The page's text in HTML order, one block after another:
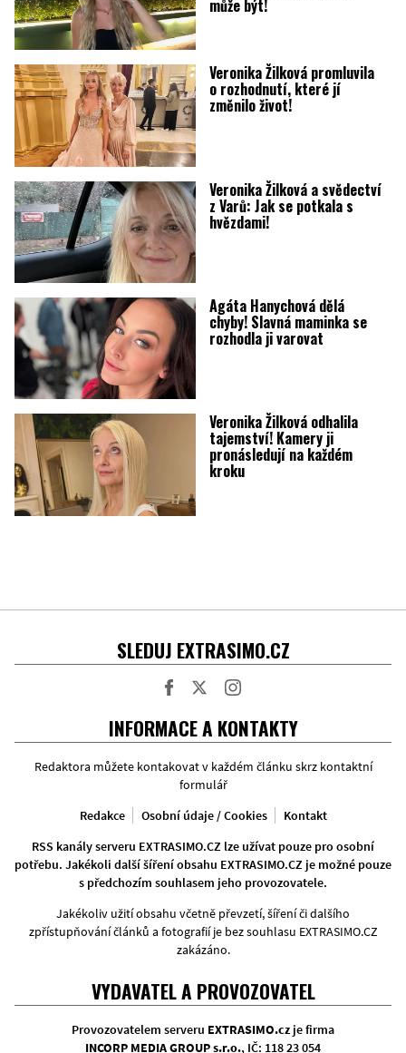
může být!
Veronika Žilková promluvila
o rozhodnutí, které jí
změnilo život!
Veronika Žilková a svědectví
z Varů: Jak se potkala s
hvězdami!
Agáta Hanychová dělá
chyby! Slavná maminka se
rozhodla ji varovat
Veronika Žilková odhalila
tajemství! Kamery ji
pronásledují na každém
kroku
SLEDUJ EXTRASIMO.CZ
INFORMACE A KONTAKTY
Redaktora můžete kontakovat v každém článku skrz kontaktní
formulář
Redakce
Osobní údaje / Cookies
Kontakt
RSS kanály serveru EXTRASIMO.CZ lze užívat pouze pro osobní
potřebu. Jakékoli další šíření obsahu EXTRASIMO.CZ je možné pouze
s předchozím souhlasem jeho provozovatele.
Jakékoliv užití obsahu včetně převzetí, šíření či dalšího
zpřístupňování článků a fotografií je bez souhlasu EXTRASIMO.CZ
zakázáno.
VYDAVATEL A PROVOZOVATEL
Provozovatelem serveru EXTRASIMO.czje firma
INCORP MEDIA GROUP s.r.o., IČ: 118 23 054